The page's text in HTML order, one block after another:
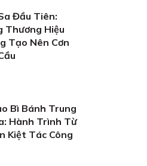
Đầu Tiên:
Thương Hiệu
Tạo Nên Cơn
Bì Bánh Trung
Hành Trình Từ
Kiệt Tác Công